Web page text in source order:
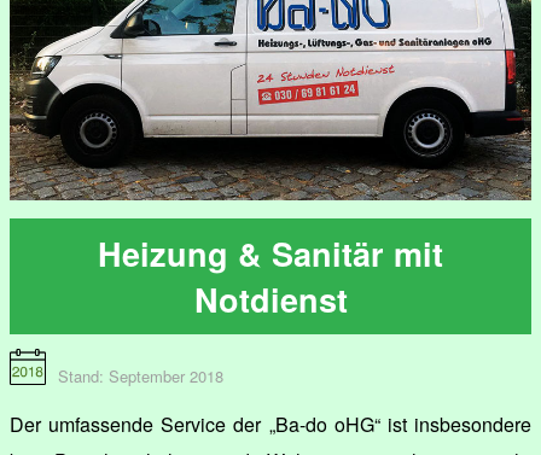
Heizung & Sanitär mit
Notdienst
Stand: September 2018
Der umfassende Service der „Ba-do oHG“ ist insbesondere